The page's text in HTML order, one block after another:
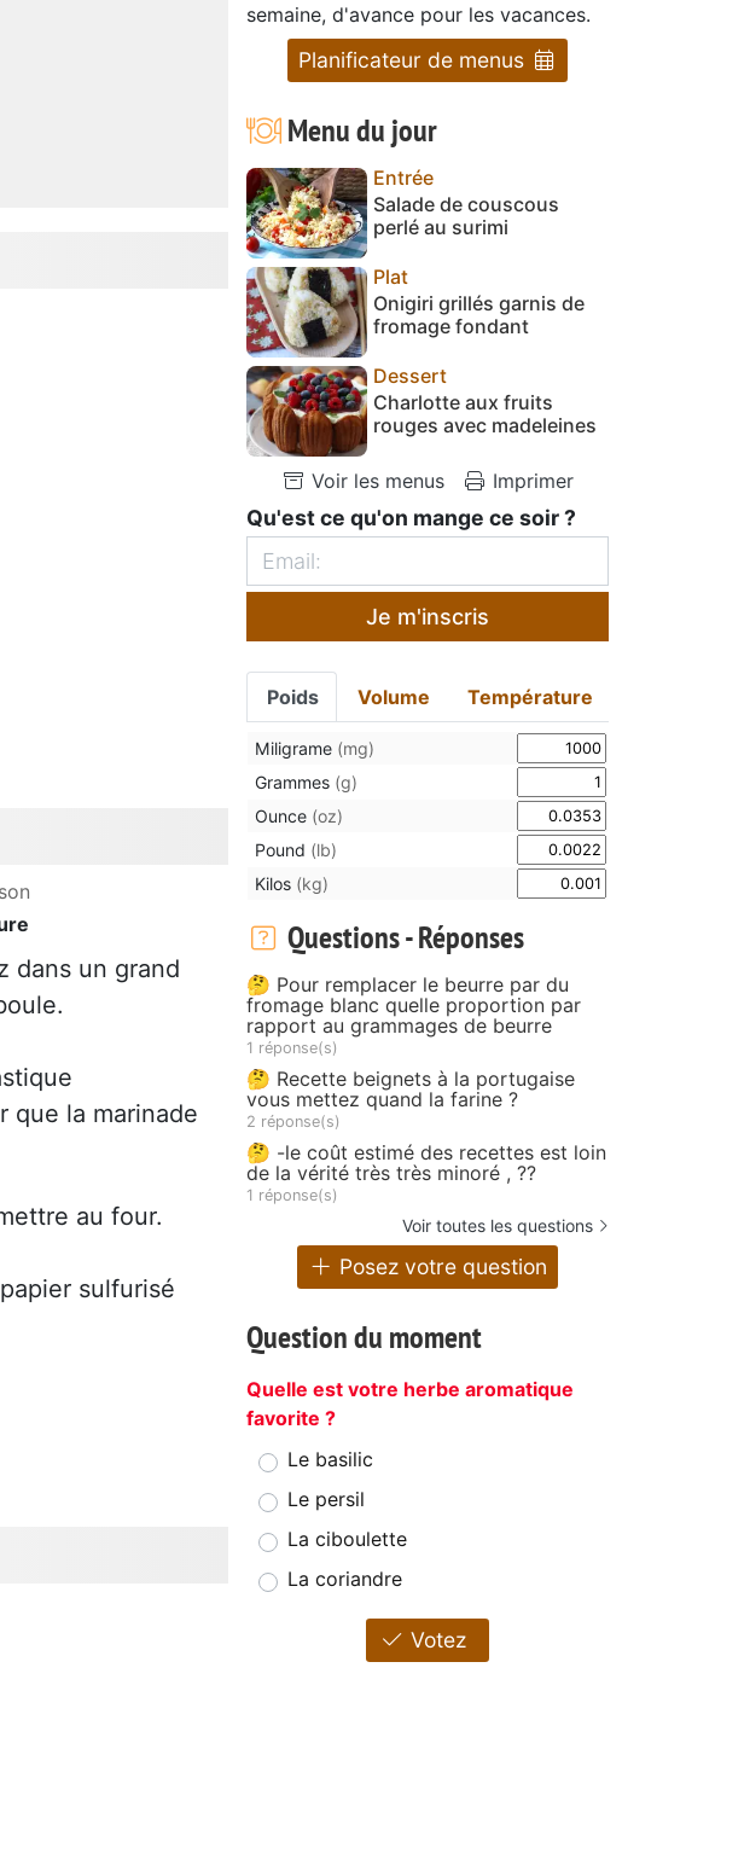
dans un grand
que la marinade
au four.
sulfurisé
semaine, d'avance pour les vacances.
Planificateur de menus
Menu du jour
Entrée
Salade de couscous
perlé au surimi
Plat
Onigiri grillés garnis de
fromage fondant
Dessert
Charlotte aux fruits
rouges avec madeleines
Voir les menus Imprimer
Qu'est ce qu'on mange ce soir ?
Je m'inscris
Poids Volume Température
Miligrame (mg)
Grammes (g)
Ounce (oz)
Pound (lb)
Kilos (kg)
Questions - Réponses
🤔 Pour remplacer le beurre par du
fromage blanc quelle proportion par
rapport au grammages de beurre
1 réponse(s)
🤔 Recette beignets à la portugaise
vous mettez quand la farine ?
2 réponse(s)
🤔 -le coût estimé des recettes est loin
de la vérité très très minoré , ??
1 réponse(s)
Voir toutes les questions
Posez votre question
Question du moment
Quelle est votre herbe aromatique
favorite ?
Le basilic
Le persil
La ciboulette
La coriandre
Votez